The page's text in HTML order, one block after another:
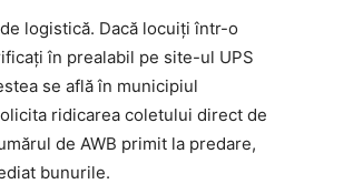
logistică. Dacă locuiți într-o
în prealabil pe site-ul UPS
se află în municipiul
ridicarea coletului direct de
de AWB primit la predare,
bunurile.